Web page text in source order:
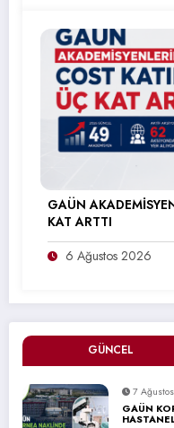
GÜNCEL
7
GAÜN
GAÜN
KAT ARTTI
6 Ağustos 2026